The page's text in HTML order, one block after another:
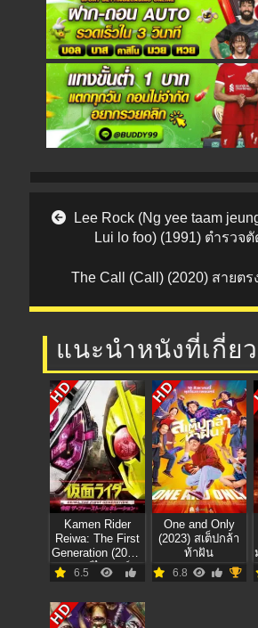
Post navigation
Lee Rock (Ng yee taam
Lui lo foo) (1991) ตำรวจ
The Call (Call) (2020) สายต
แนะนำหนังที่เกี่ย
HD
Kamen Rider
Reiwa: The First
Generation (2019)
มาสค์ไรเดอร์
กำเนิดใหม่ไอ้มด
6.5
HD
One and Only
(2023) สเต็ปกล้า
ท้าฝัน
6.8
HD